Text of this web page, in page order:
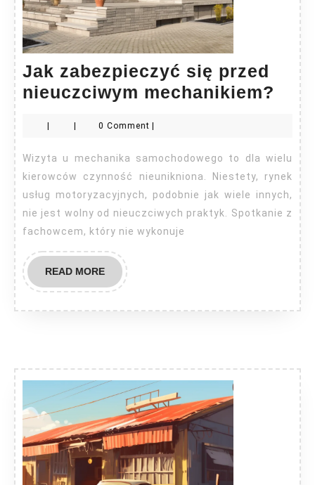
Jak zabezpieczyć się przed
nieuczciwym mechanikiem? Jak
się
| | 0 Comment |
Wizyta u mechanika samochodowego to dla wielu
kierowców czynność nieunikniona. Niestety, rynek
usług motoryzacyjnych, podobnie jak wiele innych,
nie jest wolny od nieuczciwych praktyk. Spotkanie z
fachowcem, który nie wykonuje
READ MOREREAD
MORE